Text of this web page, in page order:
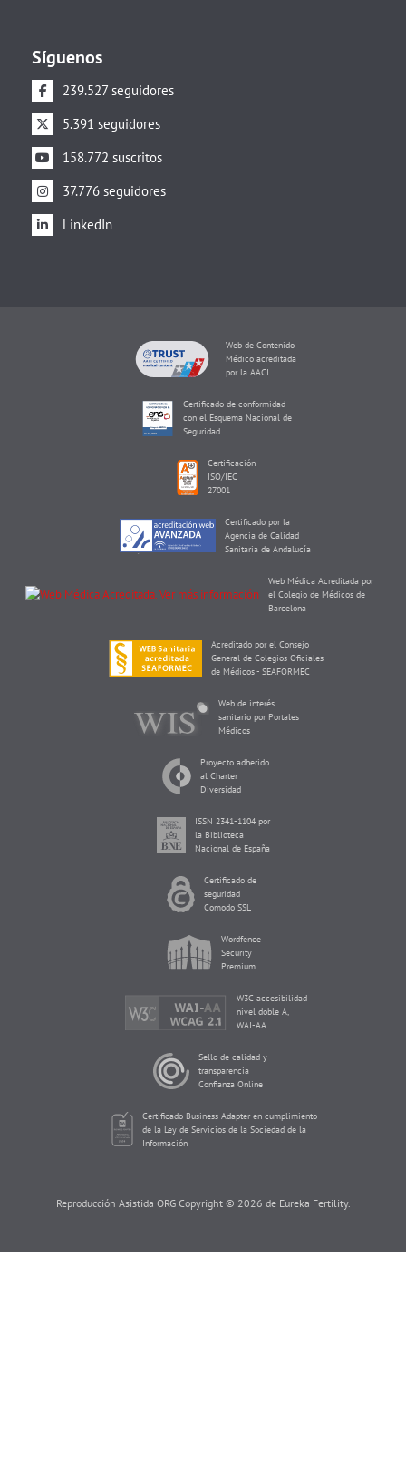
Síguenos
239.527 seguidores
5.391 seguidores
158.772 suscritos
37.776 seguidores
LinkedIn
Web de Contenido
Médico acreditada
por la AACI
Certificado de conformidad
con el Esquema Nacional de
Seguridad
Certificación
ISO/IEC
27001
Certificado por la
Agencia de Calidad
Sanitaria de Andalucía
Web Médica Acreditada por
el Colegio de Médicos de
Barcelona
Acreditado por el Consejo
General de Colegios Oficiales
de Médicos - SEAFORMEC
Web de interés
sanitario por Portales
Médicos
Proyecto adherido
al Charter
Diversidad
ISSN 2341-1104 por
la Biblioteca
Nacional de España
Certificado de
seguridad
Comodo SSL
Wordfence
Security
Premium
W3C accesibilidad
nivel doble A,
WAI-AA
Sello de calidad y
transparencia
Confianza Online
Certificado Business Adapter en cumplimiento
de la Ley de Servicios de la Sociedad de la
Información
Reproducción Asistida ORG Copyright © 2026 de Eureka Fertility.